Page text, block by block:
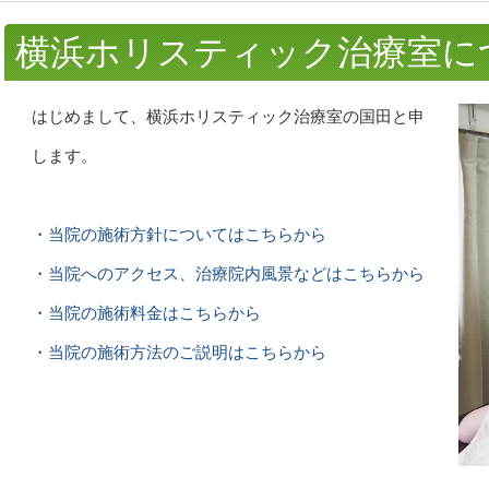
横浜ホリスティック治療室に
はじめまして、横浜ホリスティック治療室の国田と申
します。
・ 当院の施術方針についてはこちらから
・ 当院へのアクセス、治療院内風景などはこちらから
・ 当院の施術料金はこちらから
・ 当院の施術方法のご説明はこちらから